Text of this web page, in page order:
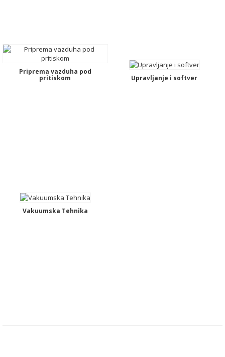
Priprema vazduha pod
pritiskom Upravljanje i softver
Vakuumska Tehnika